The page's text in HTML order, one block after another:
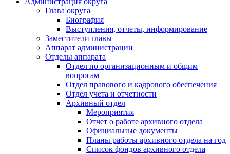
Глава округа
Биография
Выступления, отчеты, информирование
Заместители главы
Аппарат администрации
Отделы аппарата
Отдел по организационным и общим
вопросам
Отдел правового и кадрового обеспечения
Отдел учета и отчетности
Архивный отдел
Мероприятия
Отчет о работе архивного отдела
Официальные документы
Планы работы архивного отдела на год
Список фондов архивного отдела